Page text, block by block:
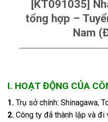
[KT091035]
tổng hợp –
Nam
I. HOẠT ĐỘNG CỦA
1. Trụ sở chính: Shinagawa,
2. Công ty đã thành lập và